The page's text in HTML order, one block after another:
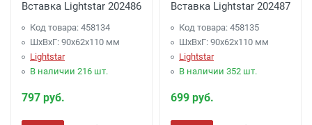
Вставка Lightstar 202486
Код товара: 458134
ШхВхГ: 90x62x110 мм
Lightstar
В наличии 216 шт.
797 руб.
Вставка Lightstar 202487
Код товара: 458135
ШхВхГ: 90x62x110 мм
Lightstar
В наличии 352 шт.
699 руб.